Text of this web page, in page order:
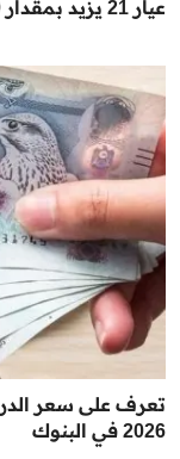
عيار 21 يزيد بمقدار 280 جنيها
2026 في البنوك